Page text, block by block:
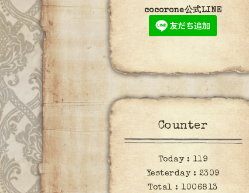
cocorone公式LINE
Counter
Today : 119
Yesterday : 2309
Total :1006813